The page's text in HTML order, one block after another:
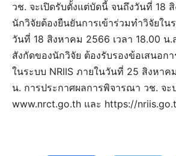
วช. จะเปิดรับตั้งแต่บัดนี้ จนถึงวันที่ 18
นักวิจัยต้องยืนยันการเข้าร่วมทำวิจัยใน
วันที่ 18 สิงหาคม 2566 เวลา 18.00 น
สังกัดของนักวิจัย ต้องรับรองข้อเสนอก
ในระบบ NRIIS ภายในวันที่ 25 สิงหาค
น. การประกาศผลการพิจารณา วช. จะ
www.nrct.go.th และ https://